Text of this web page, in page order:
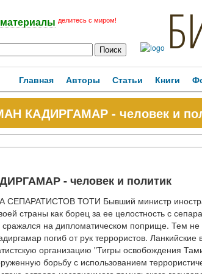
делитесь с миром!
Главная Авторы Статьи Книги
КАДИРГАМАР - человек и
- человек и политик
ТОТИ Бывший министр
страны как борец за ее целостность с
на дипломатическом поприще. Тем
погиб от рук террористов. Ланкийские
организацию "Тигры освобождения
борьбу с использованием